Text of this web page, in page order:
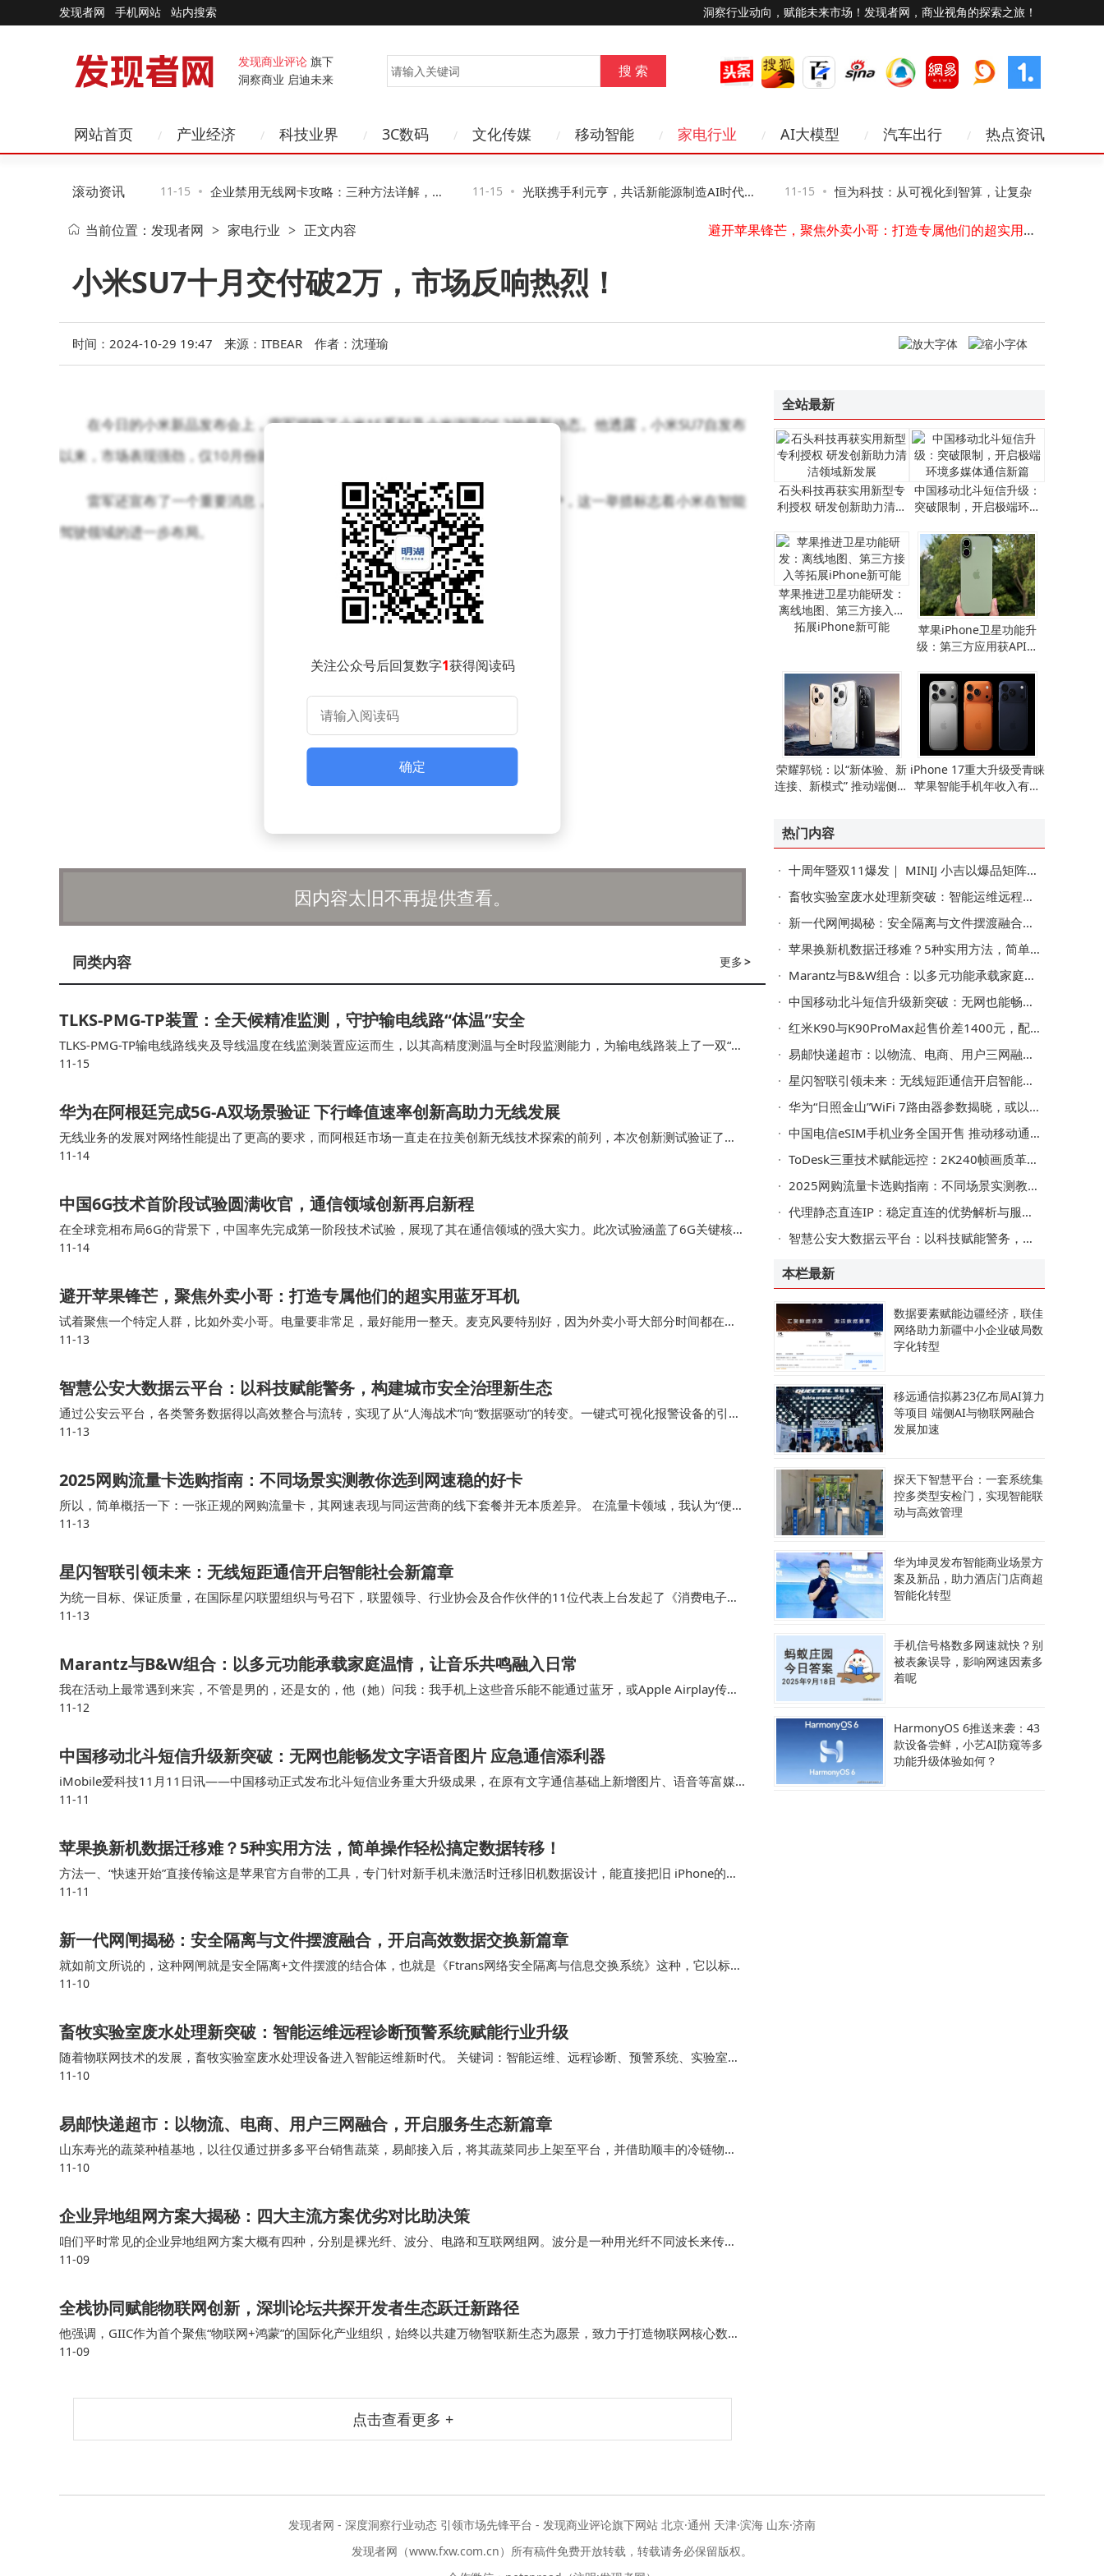
发现者网 手机网站 站内搜索 洞察行业动向，赋能未来市场！发现者网，商业视角的探索之旅！
发现商业评论旗下
洞察商业 启迪未来
网站首页 产业经济 科技业界 3C数码 文化传媒 移动智能 家电行业 AI大模型 汽车出行 热点资讯
滚动资讯
智能硬件跃迁、AI赋 11-15 企业禁用无线网卡攻略：三种方法详解，第
二种助企业高效管控风险
11-15 光联携手利元亨，共话新能源制造AI时代网 11-15 恒为科技：从可视化到智算，让复杂算力“看
得见、管得住”
苹果换新机数据迁移难？5种实用方法，简单操作轻松搞定数据转移！
华为在阿根廷完成5G-A双场景验证 下行峰值速率创新高助力无线发展
避开苹果锋芒，聚焦外卖小哥：打造专属他们的超实用蓝牙耳机
中国移动北斗短信升级新突破：无网也能畅发文字语音图片 应急通信添利器
苹果换新机数据迁移难？5种实用方法，简单操作轻松搞定数据转移！
TLKS-PMG-TP装置：全天候精准监测，守护输电线路“体温”安全
当前位置： 发现者网 > 家电行业 > 正文内容
小米SU7十月交付破2万，市场反响热烈！
时间：2024-10-29 19:47 来源：ITBEAR 作者：沈瑾瑜
在今日的小米新品发布会上，雷军揭晓了小米15系列及小米澎湃OS 2的最新动态。他透露，小米SU7自发布
以来，市场表现强劲，仅10月份就已交付2万台。
雷军还宣布了一个重要消息，即“小米智能驾驶”功能将在10月全量推送给用户，这一举措标志着小米在智能
驾驶领域的进一步布局。
关注公众号后回复数字1获得阅读码
确定
因内容太旧不再提供查看。
更多>
同类内容
TLKS-PMG-TP装置：全天候精准监测，守护输电线路“体温”安全
TLKS-PMG-TP输电线路线夹及导线温度在线监测装置应运而生，以其高精度测温与全时段监测能力，为输电线路装上了一双“精
准温控眼”。 TLKS-PMG-TP装置不仅提供实时监测，更实现了输电线路运维的智能…
11-15
华为在阿根廷完成5G-A双场景验证 下行峰值速率创新高助力无线发展
无线业务的发展对网络性能提出了更高的要求，而阿根廷市场一直走在拉美创新无线技术探索的前列，本次创新测试验证了两
种未来5G-A商用载波组合，包括覆盖更强，更易大规模部署的Sub3.5G TDD+FDD 3CC…
11-14
中国6G技术首阶段试验圆满收官，通信领域创新再启新程
在全球竞相布局6G的背景下，中国率先完成第一阶段技术试验，展现了其在通信领域的强大实力。此次试验涵盖了6G关键核心
技术，测试了多种潜在技术和系统性能。业界普遍认为，6G网络将实现地面与卫星通信的融合，构建空…
11-14
避开苹果锋芒，聚焦外卖小哥：打造专属他们的超实用蓝牙耳机
试着聚焦一个特定人群，比如外卖小哥。电量要非常足，最好能用一整天。麦克风要特别好，因为外卖小哥大部分时间都在路
上，环境嘈杂，麦克风不好的话，对方根本听不清。如果能将耳机固定在头盔上，那就更好了，不怕掉。如果…
11-13
智慧公安大数据云平台：以科技赋能警务，构建城市安全治理新生态
通过公安云平台，各类警务数据得以高效整合与流转，实现了从“人海战术”向“数据驱动”的转变。一键式可视化报警设备的引
入，进一步拓宽了公众参与治安治理的渠道，实现接警员与报警人视频对讲、现场信息实时推送，为快速处…
11-13
2025网购流量卡选购指南：不同场景实测教你选到网速稳的好卡
所以，简单概括一下：一张正规的网购流量卡，其网速表现与同运营商的线下套餐并无本质差异。 在流量卡领域，我认为“便
宜”不一定直接等于“网速差”。•警惕“物联卡”冒充手机流量卡
11-13
星闪智联引领未来：无线短距通信开启智能社会新篇章
为统一目标、保证质量，在国际星闪联盟组织与号召下，联盟领导、行业协会及合作伙伴的11位代表上台发起了《消费电子新
短距产业共建倡议》，明确提出要“共建星闪技术新标准、共创智能连接新应用、共赢消费电子新未来”。 …
11-13
Marantz与B&W组合：以多元功能承载家庭温情，让音乐共鸣融入日常
我在活动上最常遇到来宾，不管是男的，还是女的，他（她）问我：我手机上这些音乐能不能通过蓝牙，或Apple Airplay传到
音响播放。 用高级音响回归音乐本身你会发现原来美好的东西就在身边最近我在电脑里找到了…
11-12
中国移动北斗短信升级新突破：无网也能畅发文字语音图片 应急通信添利器
iMobile爱科技11月11日讯——中国移动正式发布北斗短信业务重大升级成果，在原有文字通信基础上新增图片、语音等富媒
体消息功能，并实现上行40 个汉字、下行 10 个汉字的文本传输能力升级，北斗通信进入…
11-11
苹果换新机数据迁移难？5种实用方法，简单操作轻松搞定数据转移！
方法一、“快速开始”直接传输这是苹果官方自带的工具，专门针对新手机未激活时迁移旧机数据设计，能直接把旧 iPhone的几
乎所有数据完整搬到新手机，包括照片、联系人、短信、视频、APP等，不用手动筛选，适合换…
11-11
新一代网闸揭秘：安全隔离与文件摆渡融合，开启高效数据交换新篇章
就如前文所说的，这种网闸就是安全隔离+文件摆渡的结合体，也就是《Ftrans网络安全隔离与信息交换系统》这种，它以标准
网闸产品为基础，扩展增强了面向终端用户的跨网文件安全交换应用功能，既能够帮助IT网络建设…
11-10
畜牧实验室废水处理新突破：智能运维远程诊断预警系统赋能行业升级
随着物联网技术的发展，畜牧实验室废水处理设备进入智能运维新时代。 关键词：智能运维、远程诊断、预警系统、实验室废
水处理设备、物联网、预测性维护终端层通过传感器实时采集设备运行数据；网络层利用4G/5G或物联网…
11-10
易邮快递超市：以物流、电商、用户三网融合，开启服务生态新篇章
山东寿光的蔬菜种植基地，以往仅通过拼多多平台销售蔬菜，易邮接入后，将其蔬菜同步上架至平台，并借助顺丰的冷链物流
网络，实现 “产地直发 + 次日达”，让北京、上海等城市的用户能以低价购买到新鲜蔬菜；同时，易邮还…
11-10
企业异地组网方案大揭秘：四大主流方案优劣对比助决策
咱们平时常见的企业异地组网方案大概有四种，分别是裸光纤、波分、电路和互联网组网。波分是一种用光纤不同波长来传输
不同信号的方法，按接口来计费，比如1G口、10G口、40G口、100G口都有。 所以说，企业在选择…
11-09
全栈协同赋能物联网创新，深圳论坛共探开发者生态跃迁新路径
他强调，GIIC作为首个聚焦“物联网+鸿蒙”的国际化产业组织，始终以共建万物智联新生态为愿景，致力于打造物联网核心数字
底座、推动鸿蒙生态走向世界，联盟自成立以来通过制定行业团标、设立专项委员会、举办生态大会、…
11-09
点击查看更多 +
全站最新
石头科技再获实用新型专
利授权 研发创新助力清洁
中国移动北斗短信升级：
突破限制，开启极端环境
苹果推进卫星功能研发：
离线地图、第三方接入等
拓展iPhone新可能
​苹果iPhone卫星功能升
级：第三方应用获API支
荣耀郭锐：以“新体验、新
连接、新模式” 推动端侧AI
iPhone 17重大升级受青睐
苹果智能手机年收入有望
热门内容
十周年暨双11爆发｜ MINIJ 小吉以爆品矩阵与“小吉风”美学，打造理想家的模样
畜牧实验室废水处理新突破：智能运维远程诊断预警系统赋能行业升级
新一代网闸揭秘：安全隔离与文件摆渡融合，开启高效数据交换新篇章
苹果换新机数据迁移难？5种实用方法，简单操作轻松搞定数据转移！
Marantz与B&W组合：以多元功能承载家庭温情，让音乐共鸣融入日常
中国移动北斗短信升级新突破：无网也能畅发文字语音图片 应急通信添利器
红米K90与K90ProMax起售价差1400元，配置大不同，哪款更值得选？
易邮快递超市：以物流、电商、用户三网融合，开启服务生态新篇章
星闪智联引领未来：无线短距通信开启智能社会新篇章
华为“日照金山”WiFi 7路由器参数揭晓，或以千元价位开启高速连接新体验
​中国电信eSIM手机业务全国开售 推动移动通信服务迈向“轻量化”新模式​
ToDesk三重技术赋能远控：2K240帧画质革新，畅享高效安全办公娱乐新体验
2025网购流量卡选购指南：不同场景实测教你选到网速稳的好卡
代理静态直连IP：稳定直连的优势解析与服务商选择攻略
智慧公安大数据云平台：以科技赋能警务，构建城市安全治理新生态
本栏最新
数据要素赋能边疆经济，联佳
网络助力新疆中小企业破局数
字化转型
移远通信拟募23亿布局AI算力
等项目 端侧AI与物联网融合
发展加速
探天下智慧平台：一套系统集
控多类型安检门，实现智能联
动与高效管理
华为坤灵发布智能商业场景方
案及新品，助力酒店门店商超
智能化转型
手机信号格数多网速就快？别
被表象误导，影响网速因素多
着呢
HarmonyOS 6推送来袭：43
款设备尝鲜，小艺AI防窥等多
功能升级体验如何？
发现者网 - 深度洞察行业动态 引领市场先锋平台 - 发现商业评论旗下网站 北京·通州 天津·滨海 山东·济南
发现者网（www.fxw.com.cn）所有稿件免费开放转载，转载请务必保留版权。